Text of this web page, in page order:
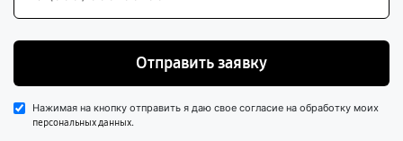
Отправить заявку
Нажимая на кнопку отправить я даю свое согласие на обработку моих
персональных данных.